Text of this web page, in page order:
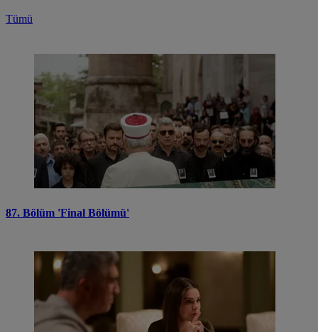
Tümü
87. Bölüm 'Final Bölümü'